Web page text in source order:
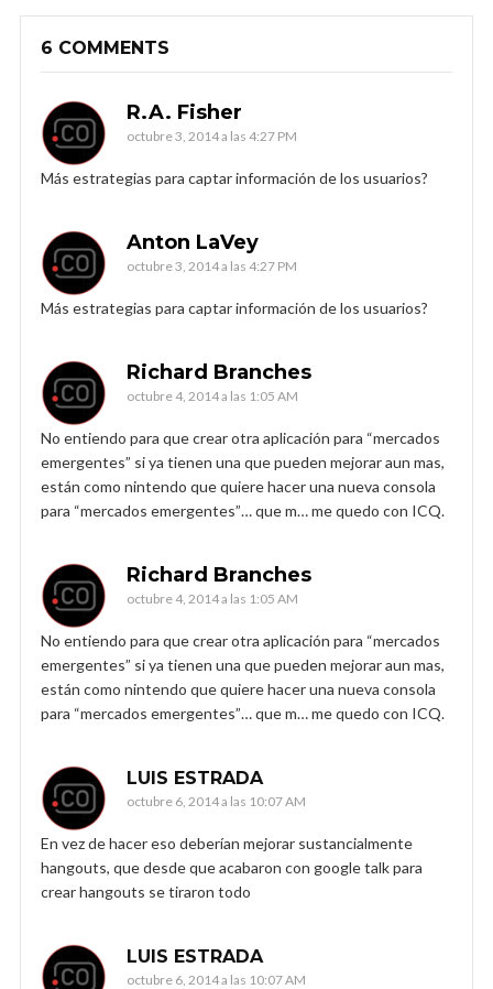
6 COMMENTS
R.A. Fisher
octubre 3, 2014 a las 4:27 PM
Más estrategias para captar información de los usuarios?
Anton LaVey
octubre 3, 2014 a las 4:27 PM
Más estrategias para captar información de los usuarios?
Richard Branches
octubre 4, 2014 a las 1:05 AM
No entiendo para que crear otra aplicación para “mercados
emergentes” si ya tienen una que pueden mejorar aun mas,
están como nintendo que quiere hacer una nueva consola
para “mercados emergentes”… que m… me quedo con ICQ.
Richard Branches
octubre 4, 2014 a las 1:05 AM
No entiendo para que crear otra aplicación para “mercados
emergentes” si ya tienen una que pueden mejorar aun mas,
están como nintendo que quiere hacer una nueva consola
para “mercados emergentes”… que m… me quedo con ICQ.
LUIS ESTRADA
octubre 6, 2014 a las 10:07 AM
En vez de hacer eso deberían mejorar sustancialmente
hangouts, que desde que acabaron con google talk para
crear hangouts se tiraron todo
LUIS ESTRADA
octubre 6, 2014 a las 10:07 AM